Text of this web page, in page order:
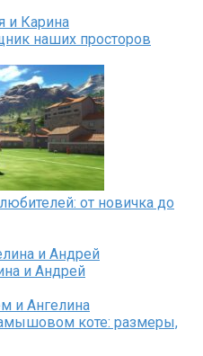
наших просторов
от новичка до
и Андрей
коте: размеры,